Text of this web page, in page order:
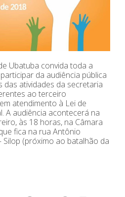
Ubatuba convida toda a
da audiência pública
atividades da secretaria
ao terceiro
atendimento à Lei de
A audiência acontecerá na
às 18 horas, na Câmara
fica na rua Antônio
Silop (próximo ao batalhão da